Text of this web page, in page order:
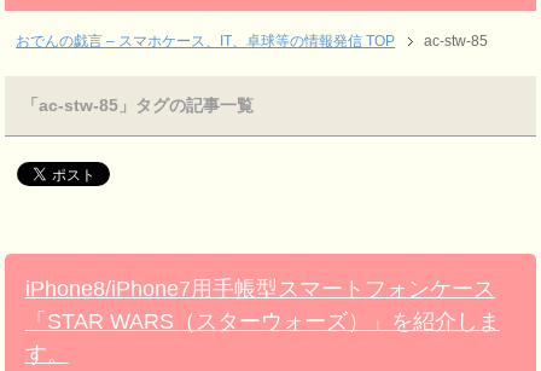
おでんの戯言 – スマホケース、IT、卓球等の情報発信 TOP ac-stw-85
「ac-stw-85」タグの記事一覧
iPhone8/iPhone7用手帳型スマートフォンケース
「STAR WARS（スターウォーズ）」を紹介しま
す。